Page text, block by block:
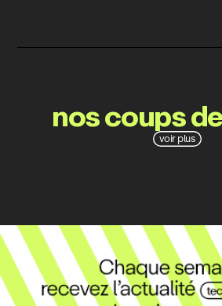
voir plus
nos coups